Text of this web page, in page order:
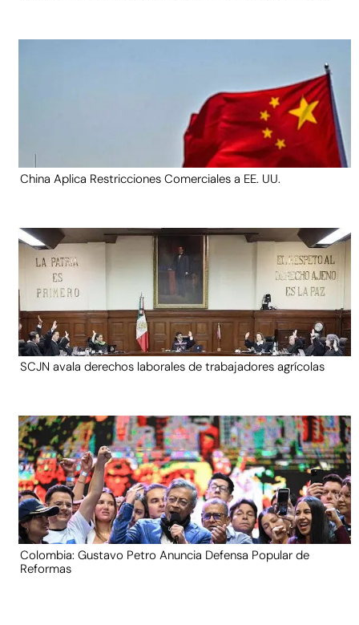
China Aplica Restricciones Comerciales a EE. UU.
SCJN avala derechos laborales de trabajadores agrícolas
Colombia: Gustavo Petro Anuncia Defensa Popular de
Reformas